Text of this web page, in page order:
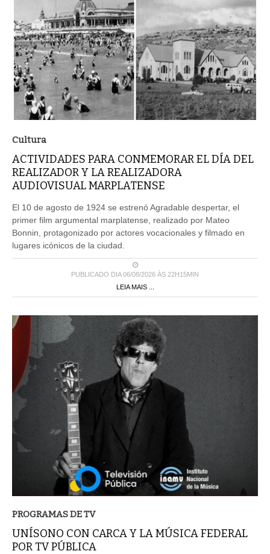
Cultura
ACTIVIDADES PARA CONMEMORAR EL DÍA DEL
REALIZADOR Y LA REALIZADORA
AUDIOVISUAL MARPLATENSE
El 10 de agosto de 1924 se estrenó Agradable despertar, el
primer film argumental marplatense, realizado por Mateo
Bonnin, protagonizado por actores vocacionales y filmado en
lugares icónicos de la ciudad.
PUBLICADO DIA 06/08/2026 ÀS 22H15MIN
LEIA MAIS ...
PROGRAMAS DE TV
UNÍSONO CON CARCA Y LA MÚSICA FEDERAL
POR TV PÚBLICA